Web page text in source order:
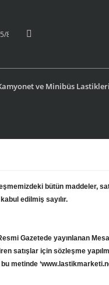
ve Minibüs Lastikleri
bütün maddeler,
edilmiş sayılır.
Gazetede yayınlanan
satışlar için sözleşme
metinde